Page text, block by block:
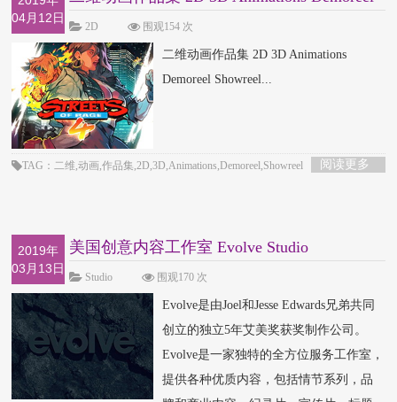
04月12日 Showree
2D 围观154 次
二维动画作品集 2D 3D Animations
Demoreel Showreel...
阅读更多
TAG：二维,动画,作品集,2D,3D,Animations,Demoreel,Showreel
2019年
03月13日
美国创意内容工作室 Evolve Studio
Studio 围观170 次
Evolve是由Joel和Jesse Edwards兄弟共同
创立的独立5年艾美奖获奖制作公司。
Evolve是一家独特的全方位服务工作室，
提供各种优质内容，包括情节系列，品